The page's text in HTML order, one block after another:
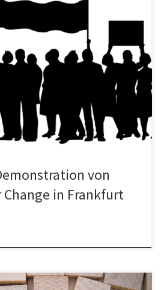
| Frankfurt Hauptbahnhof | Die
„Refugees for
den 13.08.2016 eine
von
Change in Frankfurt